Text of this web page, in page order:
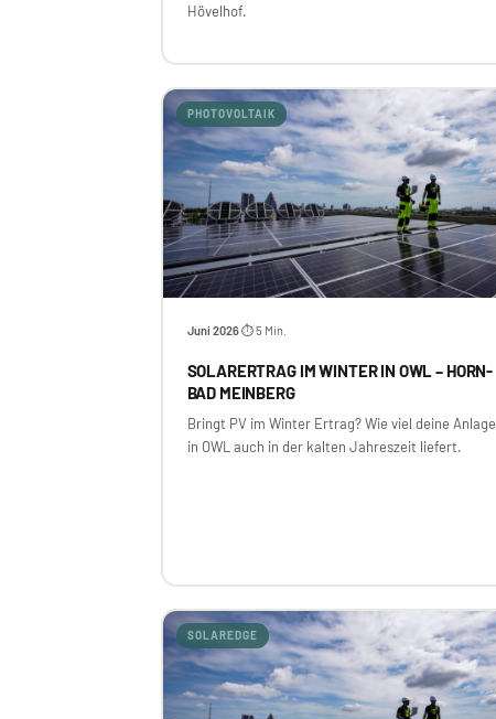
Hövelhof.
PHOTOVOLTAIK
Juni 2026·⏱ 5 Min.
SOLARERTRAG IM WINTER IN OWL – HORN-
BAD MEINBERG
Bringt PV im Winter Ertrag? Wie viel deine Anlage
in OWL auch in der kalten Jahreszeit liefert.
SOLAREDGE